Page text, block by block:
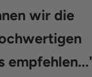
wir die
empfehlen...